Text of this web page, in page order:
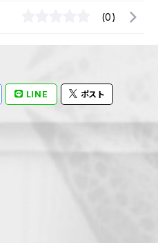
(0)
LINE ポスト